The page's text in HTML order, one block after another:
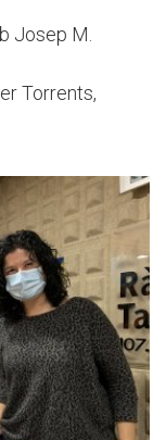
Josep M.
Torrents,